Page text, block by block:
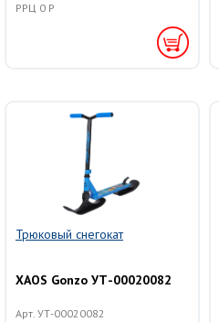
РРЦ 0 Р
Трюковый снегокат
XAOS Gonzo УТ-00020082
Арт. УТ-00020082